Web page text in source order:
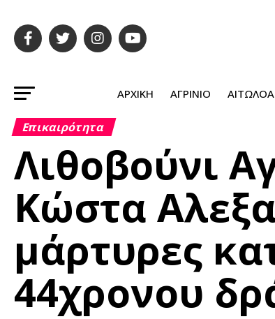
ΑΡΧΙΚΉ ΑΓΡΊΝΙΟ
Επικαιρότητα
Λιθοβούνι
Κώστα
μάρτυρες
44χρονου